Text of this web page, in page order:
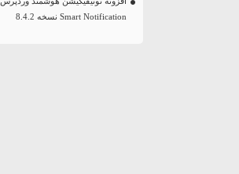
Smart Notification نسخه 8.4.2